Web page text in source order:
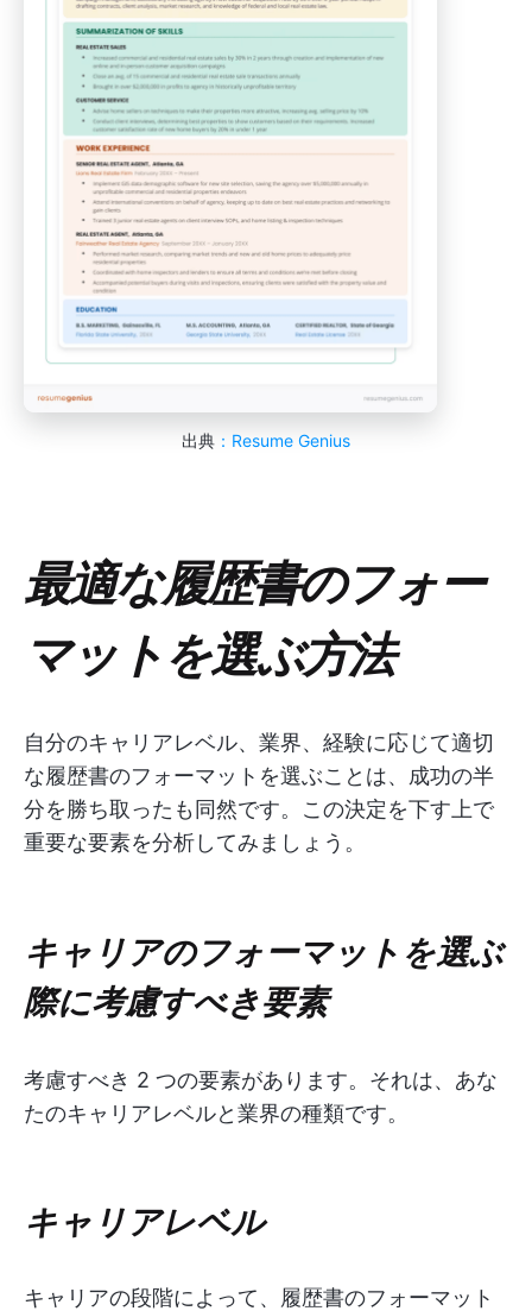
出典 ：Resume Genius
最適な履歴書のフォー
マットを選ぶ方法
自分のキャリアレベル、業界、経験に応じて適切
な履歴書のフォーマットを選ぶことは、成功の半
分を勝ち取ったも同然です。この決定を下す上で
重要な要素を分析してみましょう。
キャリアのフォーマットを選ぶ
際に考慮すべき要素
考慮すべき 2 つの要素があります。それは、あな
たのキャリアレベルと業界の種類です。
キャリアレベル
キャリアの段階によって、履歴書のフォーマット